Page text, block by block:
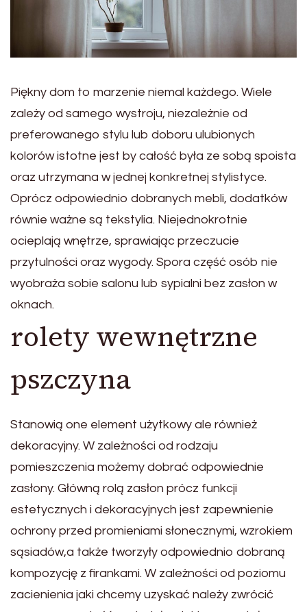
Piękny dom to marzenie niemal każdego. Wiele
zależy od samego wystroju, niezależnie od
preferowanego stylu lub doboru ulubionych
kolorów istotne jest by całość była ze sobą spoista
oraz utrzymana w jednej konkretnej stylistyce.
Oprócz odpowiednio dobranych mebli, dodatków
równie ważne są tekstylia. Niejednokrotnie
ocieplają wnętrze, sprawiając przeczucie
przytulności oraz wygody. Spora część osób nie
wyobraża sobie salonu lub sypialni bez zasłon w
oknach.
rolety wewnętrzne
pszczyna
Stanowią one element użytkowy ale również
dekoracyjny. W zależności od rodzaju
pomieszczenia możemy dobrać odpowiednie
zasłony. Główną rolą zasłon prócz funkcji
estetycznych i dekoracyjnych jest zapewnienie
ochrony przed promieniami słonecznymi, wzrokiem
sąsiadów,a także tworzyły odpowiednio dobraną
kompozycję z firankami. W zależności od poziomu
zacienienia jaki chcemy uzyskać należy zwrócić